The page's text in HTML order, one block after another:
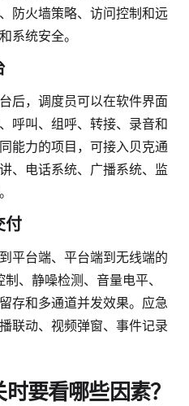
防火墙策略、访问控制和远
系统安全。
后，调度员可以在软件界面
呼叫、组呼、转接、录音和
能力的项目，可接入贝克通
、电话系统、广播系统、监
付
平台端、平台端到无线端的
、静噪检测、音量电平、
存和多通道并发效果。应急
联动、视频弹窗、事件记录
要看哪些因素？